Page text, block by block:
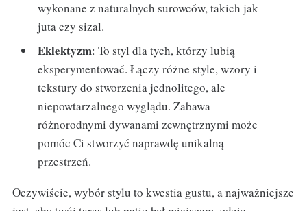
wykonane z naturalnych surowców, takich jak
juta czy sizal.
Eklektyzm: To styl dla tych, którzy lubią
eksperymentować. Łączy różne style, wzory i
tekstury do stworzenia jednolitego, ale
niepowtarzalnego wyglądu. Zabawa
różnorodnymi dywanami zewnętrznymi może
pomóc Ci stworzyć naprawdę unikalną
przestrzeń.
Oczywiście, wybór stylu to kwestia gustu, a najważniejsze